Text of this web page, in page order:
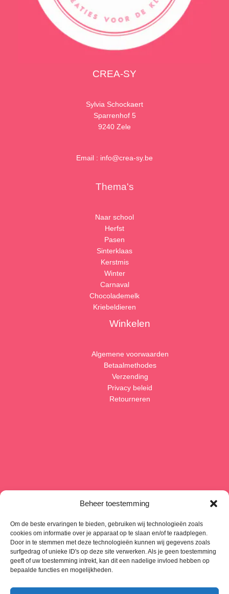
Beheer toestemming
Om de beste ervaringen te bieden, gebruiken wij technologieën zoals
cookies om informatie over je apparaat op te slaan en/of te raadplegen.
Door in te stemmen met deze technologieën kunnen wij gegevens zoals
surfgedrag of unieke ID's op deze site verwerken. Als je geen toestemming
geeft of uw toestemming intrekt, kan dit een nadelige invloed hebben op
bepaalde functies en mogelijkheden.
CREA-SY
Sylvia Schockaert
Sparrenhof 5
9240 Zele
Email : info@crea-sy.be
Thema's
Naar school
Herfst
Pasen
Sinterklaas
Kerstmis
Winter
Carnaval
Chocolademelk
Kriebeldieren
Winkelen
Algemene voorwaarden
Betaalmethodes
Verzending
Privacy beleid
Retourneren